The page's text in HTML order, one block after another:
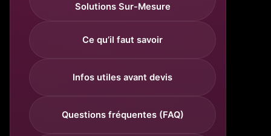
Solutions Sur-Mesure
Ce qu’il faut savoir
Infos utiles avant devis
Questions fréquentes (FAQ)